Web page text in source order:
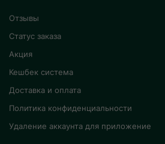
Отзывы
Статус заказа
Акция
Кешбек система
Доставка и оплата
Политика конфиденциальности
Удаление аккаунта для приложение